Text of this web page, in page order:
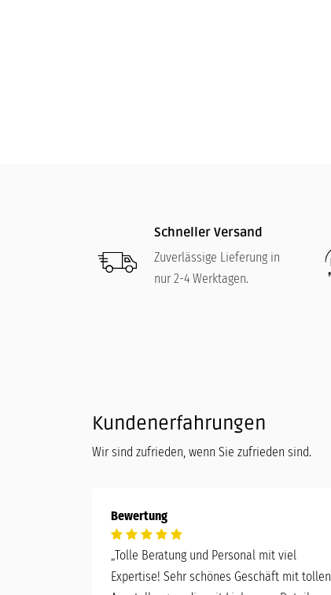
Schneller Versand
Zuverlässige Lieferung in
nur 2-4 Werktagen.
Kundenerfahrungen
Wir sind zufrieden, wenn Sie zufrieden sind.
Bewertung
„Tolle Beratung und Personal mit viel
Expertise! Sehr schönes Geschäft mit tollen